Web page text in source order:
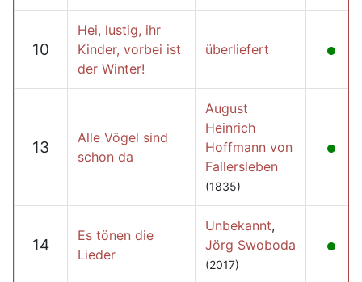
10
Hei, lustig, ihr
Kinder, vorbei ist
der Winter!
überliefert
13
Alle Vögel sind
schon da
August
Heinrich
Hoffmann von
Fallersleben
(1835)
14
Es tönen die
Lieder
Unbekannt,
Jörg Swoboda
(2017)